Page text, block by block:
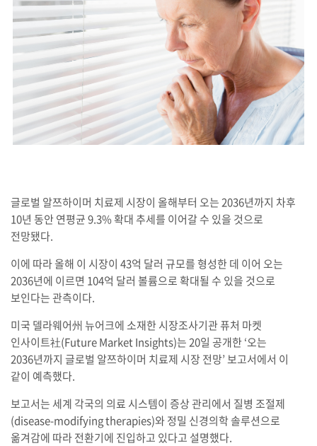
글로벌 알쯔하이머 치료제 시장이 올해부터 오는 2036년까지 차후
10년 동안 연평균 9.3% 확대 추세를 이어갈 수 있을 것으로
전망됐다.
이에 따라 올해 이 시장이 43억 달러 규모를 형성한 데 이어 오는
2036년에 이르면 104억 달러 볼륨으로 확대될 수 있을 것으로
보인다는 관측이다.
미국 델라웨어州 뉴어크에 소재한 시장조사기관 퓨처 마켓
인사이트社(Future Market Insights)는 20일 공개한 ‘오는
2036년까지 글로벌 알쯔하이머 치료제 시장 전망’ 보고서에서 이
같이 예측했다.
보고서는 세계 각국의 의료 시스템이 증상 관리에서 질병 조절제
(disease-modifying therapies)와 정밀 신경의학 솔루션으로
옮겨감에 따라 전환기에 진입하고 있다고 설명했다.